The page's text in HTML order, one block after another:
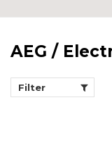
AEG /
Filter